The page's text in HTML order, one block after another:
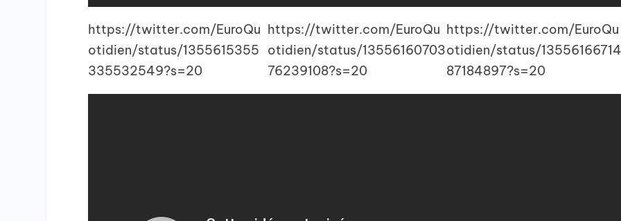
https://twitter.com/EuroQu
otidien/status/1355615355
335532549?s=20
https://twitter.com/EuroQu
otidien/status/13556160703
76239108?s=20
https://twitter.com/EuroQu
otidien/status/13556166714
87184897?s=20